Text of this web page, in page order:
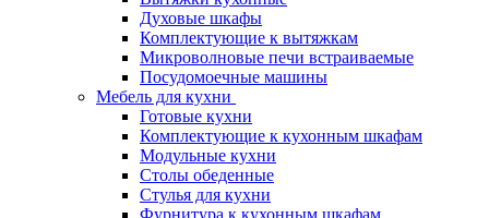
Духовые шкафы
Комплектующие к вытяжкам
Микроволновые печи встраиваемые
Посудомоечные машины
Мебель для кухни
Готовые кухни
Комплектующие к кухонным шкафам
Модульные кухни
Столы обеденные
Стулья для кухни
Фурнитура к кухонным шкафам